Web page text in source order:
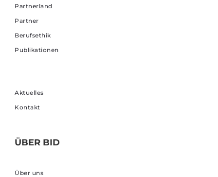
Partnerland
Partner
Berufsethik
Publikationen
Aktuelles
Kontakt
ÜBER BID
Über uns